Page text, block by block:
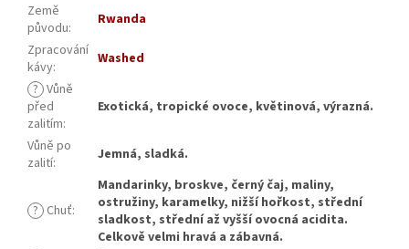
Země
původu:
Rwanda
Zpracování
kávy:
Washed
? Vůně
před
zalitím:
Exotická, tropické ovoce, květinová, výrazná.
Vůně po
zalití: Jemná, sladká.
? Chuť:
Mandarinky, broskve, černý čaj, maliny,
ostružiny, karamelky, nižší hořkost, střední
sladkost, střední až vyšší ovocná acidita.
Celkově velmi hravá a zábavná.